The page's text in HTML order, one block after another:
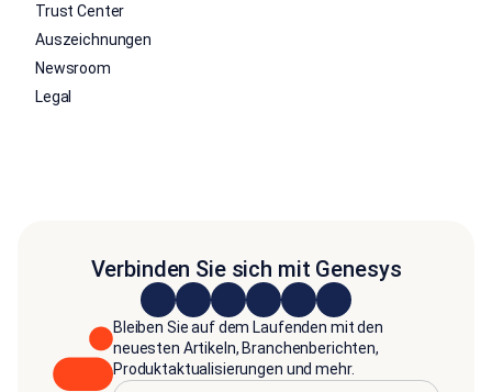
Trust Center
Auszeichnungen
Newsroom
Legal
Verbinden Sie sich mit Genesys
Bleiben Sie auf dem Laufenden mit den
neuesten Artikeln, Branchenberichten,
Produktaktualisierungen und mehr.